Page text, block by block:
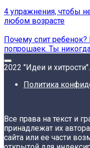
4 упражнения, чтобы
любом возрасте
Почему спит ребенок?
попрошаек. Ты
2022 "Идеи и
Политика
Все права на текст и
принадлежат их
сайта или ее части